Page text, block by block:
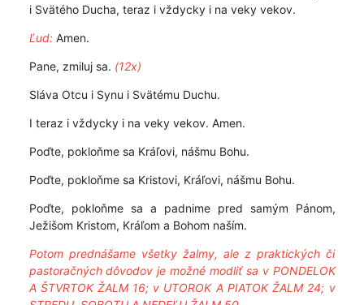
i Svätého Ducha, teraz i vždycky i na veky vekov.
Ľud:Amen.
Pane, zmiluj sa. (12x)
Sláva Otcu i Synu i Svätému Duchu.
I teraz i vždycky i na veky vekov. Amen.
Poďte, pokloňme sa Kráľovi, nášmu Bohu.
Poďte, pokloňme sa Kristovi, Kráľovi, nášmu Bohu.
Poďte, pokloňme sa a padnime pred samým Pánom,
Ježišom Kristom, Kráľom a Bohom naším.
Potom prednášame všetky žalmy, ale z praktických či
pastoračných dôvodov je možné modliť sa v PONDELOK
A ŠTVRTOK ŽALM 16; v UTOROK A PIATOK ŽALM 24; v